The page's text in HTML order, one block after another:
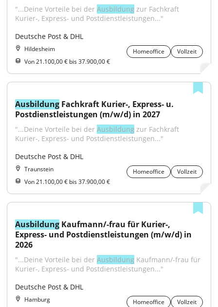
"...Deine Vorteile bei der Ausbildung zur Fachkraft
Kurier-, Express- und Postdienstleistungen..."
Deutsche Post & DHL
Hildesheim Homeoffice
Vollzeit
Von 21.100,00 € bis 37.900,00 €
Ausbildung Fachkraft Kurier-, Express- u.
Postdienstleistungen (m/w/d) in 2027
"...Deine Vorteile bei der Ausbildung zur Fachkraft
Kurier-, Express- und Postdienstleistungen..."
Deutsche Post & DHL
Traunstein Homeoffice
Vollzeit
Von 21.100,00 € bis 37.900,00 €
Ausbildung Kaufmann/-frau für Kurier-,
Express- und Postdienstleistungen (m/w/d) in
2026
"...Deine Vorteile bei der Ausbildung Kaufmann/-frau für
Kurier-, Express- und Postdienstleistungen..."
Deutsche Post & DHL
Hamburg Homeoffice Vollzeit